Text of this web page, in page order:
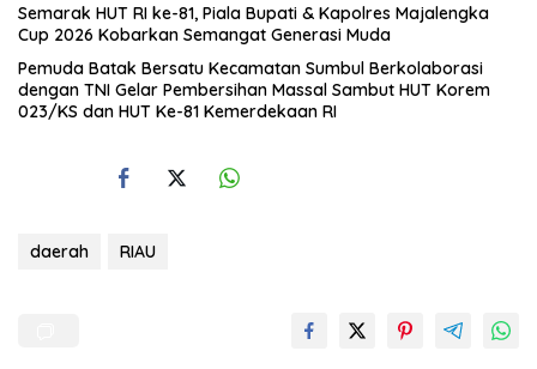
Semarak HUT RI ke-81, Piala Bupati & Kapolres Majalengka
Cup 2026 Kobarkan Semangat Generasi Muda
Pemuda Batak Bersatu Kecamatan Sumbul Berkolaborasi
dengan TNI Gelar Pembersihan Massal Sambut HUT Korem
023/KS dan HUT Ke-81 Kemerdekaan RI
daerah RIAU